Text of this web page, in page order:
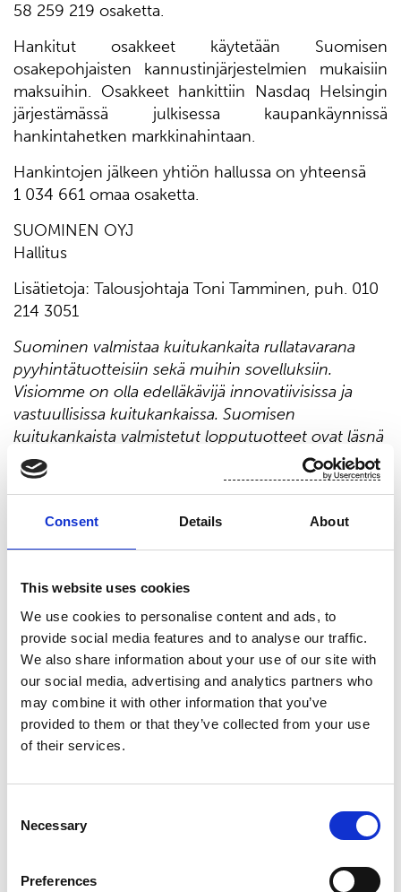
Consent Details About
This website uses cookies
We use cookies to personalise content and ads, to
provide social media features and to analyse our traffic.
We also share information about your use of our site with
our social media, advertising and analytics partners who
may combine it with other information that you’ve
provided to them or that they’ve collected from your use
of their services.
Selection
Necessary
Preferences
58 259 219 osaketta.
Hankitut osakkeet käytetään Suomisen
osakepohjaisten kannustinjärjestelmien mukaisiin
maksuihin. Osakkeet hankittiin Nasdaq Helsingin
järjestämässä julkisessa kaupankäynnissä
hankintahetken markkinahintaan.
Hankintojen jälkeen yhtiön hallussa on yhteensä
1 034 661 omaa osaketta.
SUOMINEN OYJ
Hallitus
Lisätietoja: Talousjohtaja Toni Tamminen, puh. 010
214 3051
Suominen valmistaa kuitukankaita rullatavarana
pyyhintätuotteisiin sekä muihin sovelluksiin.
Visiomme on olla edelläkävijä innovatiivisissa ja
vastuullisissa kuitukankaissa. Suomisen
kuitukankaista valmistetut lopputuotteet ovat läsnä
ihmisten jokapäiväisessä elämässä ympäri
maailmaa. Suomisen liikevaihto vuonna 2020 oli
ammattilaista Euroopassa sekä Pohjois- ja Etelä-
Amerikassa. Suomisen osake noteerataan Nasdaq
Jakelu:
Nasdaq Helsinki
Keskeiset tiedotusvälineet
www.suominen.fi
7.8.2026